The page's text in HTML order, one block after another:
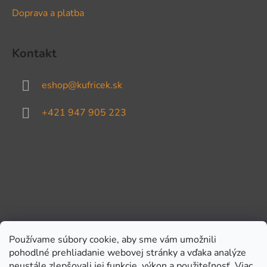
Používame súbory cookie, aby sme vám umožnili
pohodlné prehliadanie webovej stránky a vďaka analýze
Doprava a platba
Kontakt
eshop@kufricek.sk
+421 947 905 223